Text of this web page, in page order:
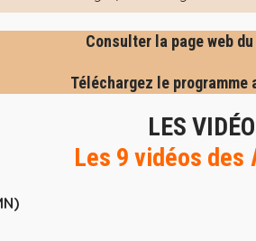
Consulter la page web
Téléchargez le programme
LES
Les 9 vidéos des